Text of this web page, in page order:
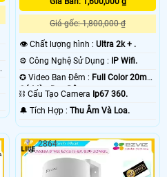
Giá gốc: 1,800,000 ₫
👁 Chất lượng hình :Ultra 2k + .
⚙ Công Nghệ Sử Dụng : IP Wifi.
✪ Video Ban Đêm : Full Color 20m
Có Màu Ban Ðêm.
⛓ Cấu Tạo Camera Ip67 360.
️🔔 Tích Hợp :Thu Âm Và Loa.
2864